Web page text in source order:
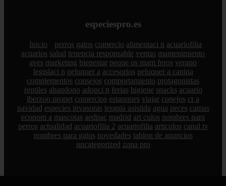
especiespro.es
Inicio perros gatos comercio alimentaci n acuariofilia
acuarios salud tenencia responsable ventas mantenimiento
aves marketing bienestar peque os mam feros verano
legislaci n peluquer a accesorios peluquer a canina
complementos consejos comportamiento protagonistas
reptiles abandono adopci n ferias higiene snacks acuario
iberzoo propet comercios estanques viajar conejos cr a
navidad especies invasoras terapia asistida agua peces camas
econom a mascotas aedpac madrid art culos nombres para
perros actualidad acuariofilia 2 acuariofilia articulos canal tv
nombres para gatos novedades tablon de anuncios
uncategorized zona pro